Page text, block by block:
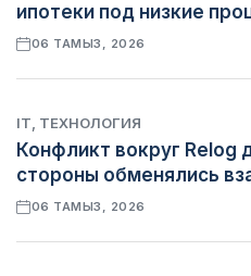
ипотеки под низкие
06 ТАМЫЗ, 2026
IT, ТЕХНОЛОГИЯ
Конфликт вокруг Relog
стороны обменялись
06 ТАМЫЗ, 2026